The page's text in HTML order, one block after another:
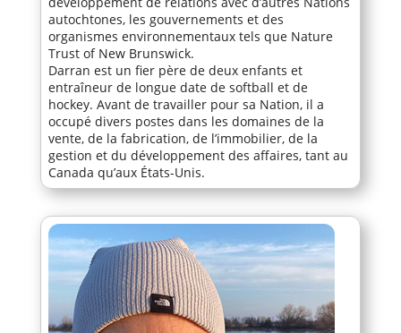
autochtones, les gouvernements et des
organismes environnementaux tels que Nature
Trust of New Brunswick.
Darran est un fier père de deux enfants et
entraîneur de longue date de softball et de
hockey. Avant de travailler pour sa Nation, il a
occupé divers postes dans les domaines de la
vente, de la fabrication, de l’immobilier, de la
gestion et du développement des affaires, tant au
Canada qu’aux États-Unis.